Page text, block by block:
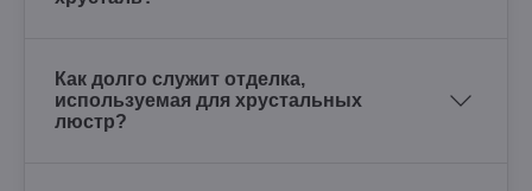
Как долго служит отделка,
используемая для хрустальных
люстр?